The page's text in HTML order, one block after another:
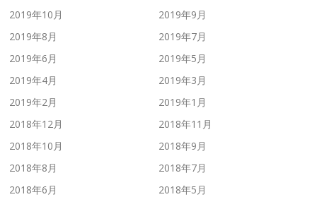
2019年10月
2019年9月
2019年8月
2019年7月
2019年6月
2019年5月
2019年4月
2019年3月
2019年2月
2019年1月
2018年12月
2018年11月
2018年10月
2018年9月
2018年8月
2018年7月
2018年6月
2018年5月